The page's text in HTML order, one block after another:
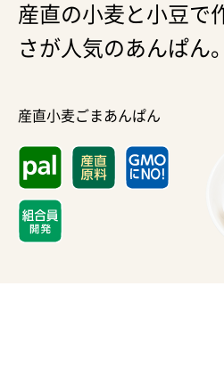
産直の小麦と小豆で
さが人気のあんぱん。
産直小麦ごまあんぱん